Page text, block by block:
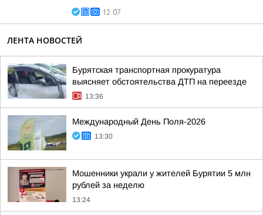
12:07
ЛЕНТА НОВОСТЕЙ
Бурятская транспортная прокуратура
выясняет обстоятельства ДТП на переезде
13:36
Международный День Поля-2026
13:30
Мошенники украли у жителей Бурятии 5 млн
рублей за неделю
13:24